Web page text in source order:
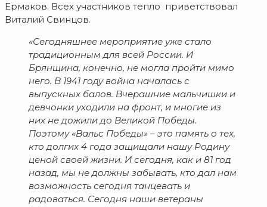
Ермаков. Всех участников тепло приветствовал
Виталий Свинцов.
«Сегодняшнее мероприятие уже стало
традиционным для всей России. И
Брянщина, конечно, не могла пройти мимо
него. В 1941 году война началась с
выпускных балов. Вчерашние мальчишки и
девчонки уходили на фронт, и многие из
них не дожили до Великой Победы.
Поэтому «Вальс Победы» – это память о тех,
кто долгих 4 года защищали нашу Родину
ценой своей жизни. И сегодня, как и 81 год
назад, мы не должны забывать, кто дал нам
возможность сегодня танцевать и
радоваться. Сегодня наши ветераны